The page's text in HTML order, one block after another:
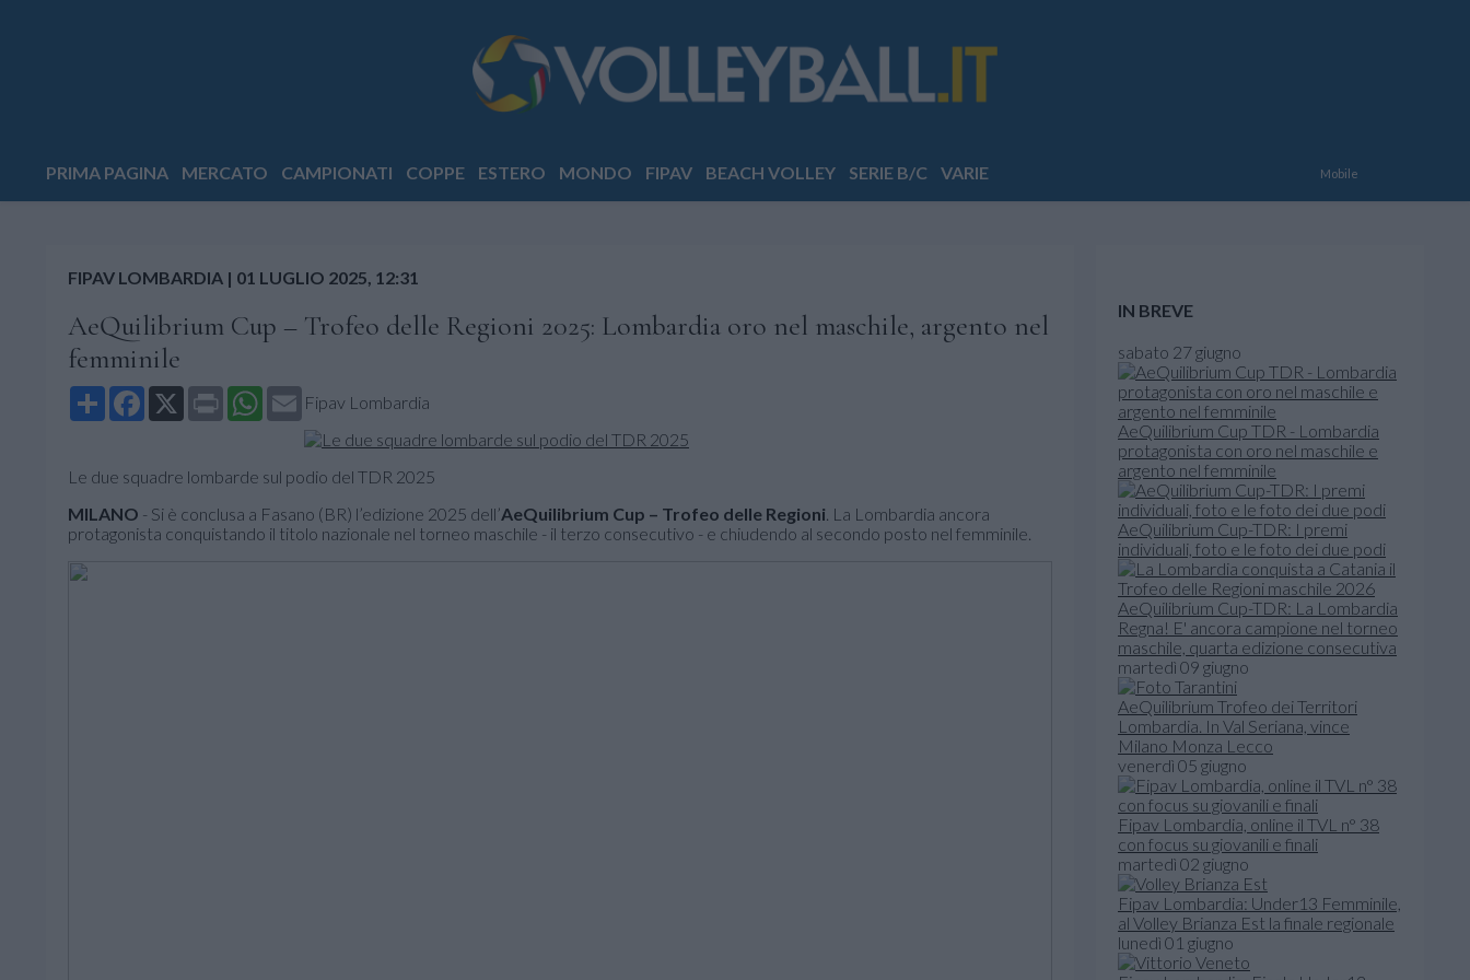
PRIMA PAGINA MERCATO CAMPIONATI COPPE ESTERO MONDO FIPAV BEACH VOLLEY SERIE B/C VARIE Mobile
FIPAV LOMBARDIA | 01 LUGLIO 2025, 12:31
AeQuilibrium Cup – Trofeo delle Regioni 2025: Lombardia oro nel maschile, argento nel
femminile
Share Facebook
X Print WhatsApp
Email
Fipav Lombardia
Le due squadre lombarde sul podio del TDR 2025
MILANO - Si è conclusa a Fasano (BR) l’edizione 2025 dell’AeQuilibrium Cup – Trofeo delle Regioni. La Lombardia ancora
protagonista conquistando il titolo nazionale nel torneo maschile - il terzo consecutivo - e chiudendo al secondo posto nel femminile.
IN BREVE
sabato 27 giugno
AeQuilibrium Cup TDR - Lombardia
protagonista con oro nel maschile e
argento nel femminile
AeQuilibrium Cup-TDR: I premi
individuali, foto e le foto dei due podi
AeQuilibrium Cup-TDR: La Lombardia
Regna! E' ancora campione nel torneo
maschile, quarta edizione consecutiva
martedì 09 giugno
AeQuilibrium Trofeo dei Territori
Lombardia. In Val Seriana, vince
Milano Monza Lecco
venerdì 05 giugno
Fipav Lombardia, online il TVL n° 38
con focus su giovanili e finali
martedì 02 giugno
Fipav Lombardia: Under13 Femminile,
al Volley Brianza Est la finale regionale
lunedì 01 giugno